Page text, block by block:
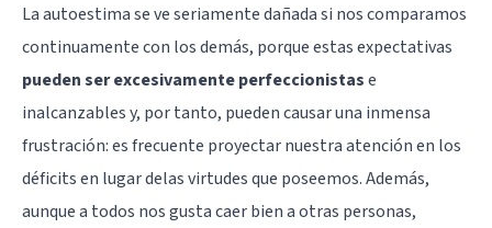
La autoestima se ve seriamente dañada si nos comparamos
continuamente con los demás, porque estas expectativas
pueden ser excesivamente perfeccionistase
inalcanzables y, por tanto, pueden causar una inmensa
frustración: es frecuente proyectar nuestra atención en los
déficits en lugar delas virtudes que poseemos. Además,
aunque a todos nos gusta caer bien a otras personas,